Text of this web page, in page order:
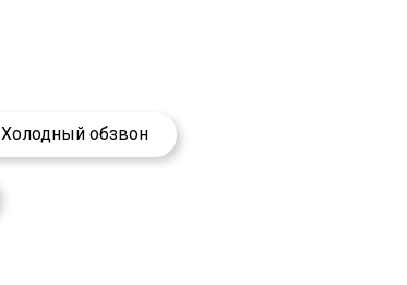
Холодный обзвон